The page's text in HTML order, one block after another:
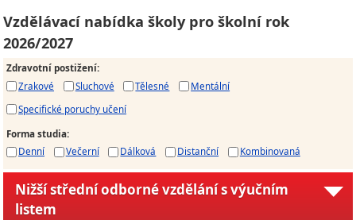
Vzdělávací nabídka školy pro školní rok
2026/2027
Zdravotní postižení:
Zrakové
Sluchové Tělesné
Mentální
Specifické poruchy učení
Forma studia:
Denní
Večerní Dálková Distanční Kombinovaná
Nižší střední odborné vzdělání s výučním
listem